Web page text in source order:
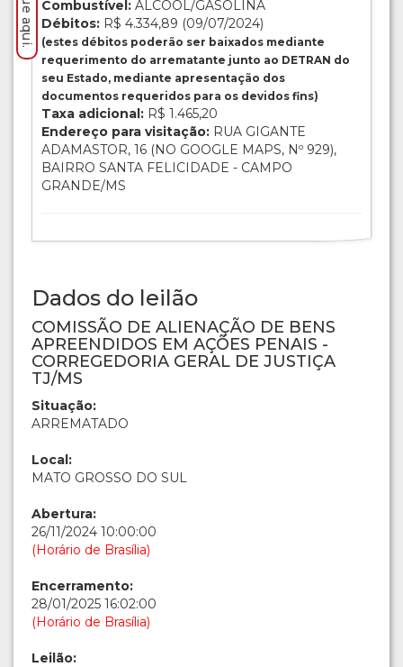
Combustível: ÁLCOOL/GASOLINA
Débitos: R$ 4.334,89 (09/07/2024)
(estes débitos poderão ser baixados mediante
requerimento do arrematante junto ao DETRAN do
seu Estado, mediante apresentação dos
documentos requeridos para os devidos fins)
Taxa adicional: R$ 1.465,20
Endereço para visitação: RUA GIGANTE
ADAMASTOR, 16 (NO GOOGLE MAPS, Nº 929),
BAIRRO SANTA FELICIDADE - CAMPO
GRANDE/MS
Dados do leilão
COMISSÃO DE ALIENAÇÃO DE BENS
APREENDIDOS EM AÇÕES PENAIS -
CORREGEDORIA GERAL DE JUSTIÇA
TJ/MS
Situação:
ARREMATADO
Local:
MATO GROSSO DO SUL
Abertura:
26/11/2024 10:00:00
(Horário de Brasília)
Encerramento:
28/01/2025 16:02:00
(Horário de Brasília)
Leilão: